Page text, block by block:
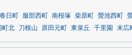
春日町 服部西町 南桜塚 柴原町 螢池西町
町北 刀根山 原田元町 東泉丘 千里園 末広町